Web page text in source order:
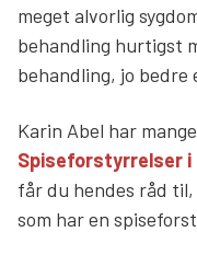
meget alvorlig
behandling hurtigst
behandling, jo bedre
Karin Abel har
Spiseforstyrrelser i
får du hendes råd
som har en